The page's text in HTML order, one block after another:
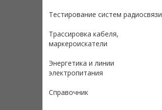
Тестирование систем радиосвязи
Трассировка кабеля,
маркероискатели
Энергетика и линии
электропитания
Справочник